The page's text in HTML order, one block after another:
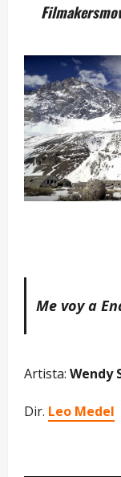
Me voy a
Artista: Wendy
Dir. Leo Medel